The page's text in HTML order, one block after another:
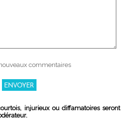
commentaires
injurieux ou diffamatoires seront